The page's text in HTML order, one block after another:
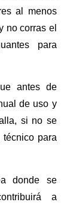
al menos
no corras el
para
antes de
de uso y
si no se
para
donde se
a